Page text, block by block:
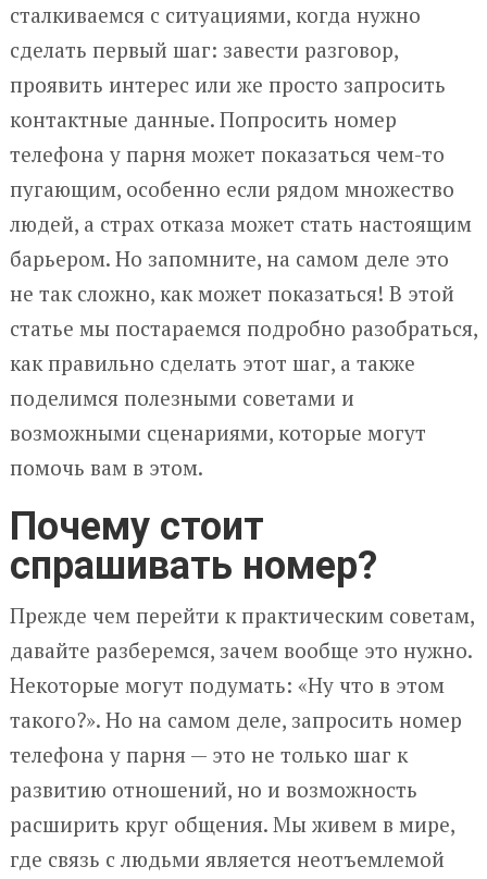
сталкиваемся с ситуациями, когда нужно
сделать первый шаг: завести разговор,
проявить интерес или же просто запросить
контактные данные. Попросить номер
телефона у парня может показаться чем-то
пугающим, особенно если рядом множество
людей, а страх отказа может стать настоящим
барьером. Но запомните, на самом деле это
не так сложно, как может показаться! В этой
статье мы постараемся подробно разобраться,
как правильно сделать этот шаг, а также
поделимся полезными советами и
возможными сценариями, которые могут
помочь вам в этом.
Почему стоит
спрашивать номер?
Прежде чем перейти к практическим советам,
давайте разберемся, зачем вообще это нужно.
Некоторые могут подумать: «Ну что в этом
такого?». Но на самом деле, запросить номер
телефона у парня — это не только шаг к
развитию отношений, но и возможность
расширить круг общения. Мы живем в мире,
где связь с людьми является неотъемлемой